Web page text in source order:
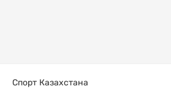
Спорт Казахстана